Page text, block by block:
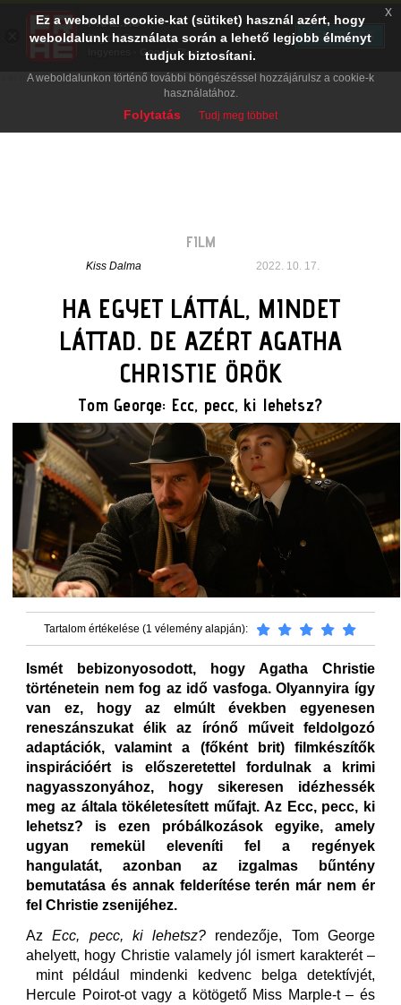
FILM
Kiss Dalma 2022. 10. 17.
HA EGYET LÁTTÁL, MINDET
LÁTTAD. DE AZÉRT AGATHA
CHRISTIE ÖRÖK
Tom George: Ecc, pecc, ki lehetsz?
Tartalom értékelése (1 vélemény alapján):
Ismét bebizonyosodott, hogy Agatha Christie
történetein nem fog az idő vasfoga. Olyannyira így
van ez, hogy az elmúlt években egyenesen
reneszánszukat élik az írónő műveit feldolgozó
adaptációk, valamint a (főként brit) filmkészítők
inspirációért is előszeretettel fordulnak a krimi
nagyasszonyához, hogy sikeresen idézhessék
meg az általa tökéletesített műfajt. Az Ecc, pecc, ki
lehetsz? is ezen próbálkozások egyike, amely
ugyan remekül eleveníti fel a regények
hangulatát, azonban az izgalmas bűntény
bemutatása és annak felderítése terén már nem ér
fel Christie zsenijéhez.
AzEcc, pecc, ki lehetsz? rendezője, Tom George
ahelyett, hogy Christie valamely jól ismert karakterét –
mint például mindenki kedvenc belga detektívjét,
Hercule Poirot-ot vagy a kötögető Miss Marple-t – és
Ez a weboldal cookie-kat (sütiket) használ azért, hogy
weboldalunk használata során a lehető legjobb élményt
tudjuk biztosítani.
A weboldalunkon történő további böngészéssel hozzájárulsz a cookie-k
használatához.
Folytatás Tudj meg többet
x
PRAE.HU
Digital Evolution
Ingyenes - Google Play
TELEPÍTÉS